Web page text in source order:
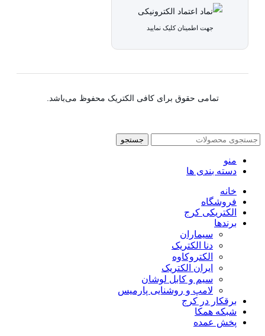
جهت اطمینان کلیک نمایید
تمامی حقوق برای کافی الکتریک محفوظ می‌باشد.
جستجو
منو
دسته بندی ها
خانه
فروشگاه
الکتریکی کرج
برندها
سیماران
دنا الکتریک
الکتروکاوه
ایران الکتریک
سیم و کابل لوشان
لامپ و روشنایی پارمیس
برقکار در کرج
شبکه همکا
پخش عمده